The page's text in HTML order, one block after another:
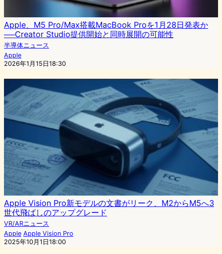
Apple、M5 Pro/Max搭載MacBook Proを1月28日発表か
──Creator Studio提供開始と同時展開の可能性
半導体ニュース
Apple
2026年1月15日18:30
Apple Vision Pro新モデルの文書がリーク、M2からM5へ3
世代飛ばしのアップグレード
VR/ARニュース
Apple Apple Vision Pro
2025年10月1日18:00